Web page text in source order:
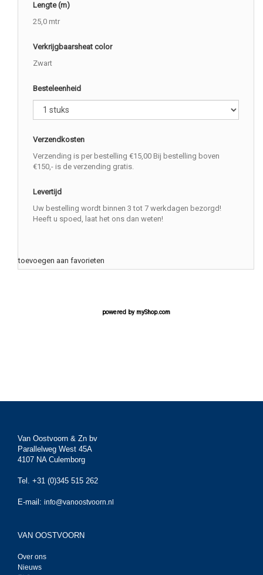
Lengte (m)
25,0 mtr
Verkrijgbaarsheat color
Zwart
Besteleenheid
Verzendkosten
Verzending is per bestelling €15,00 Bij bestelling boven
€150,- is de verzending gratis.
Levertijd
Uw bestelling wordt binnen 3 tot 7 werkdagen bezorgd!
Heeft u spoed, laat het ons dan weten!
toevoegen aan favorieten
powered by myShop.com
Van Oostvoorn & Zn bv
Parallelweg West 45A
4107 NA Culemborg
Tel. +31 (0)345 515 262
E-mail: info@vanoostvoorn.nl
VAN OOSTVOORN
Over ons
Nieuws